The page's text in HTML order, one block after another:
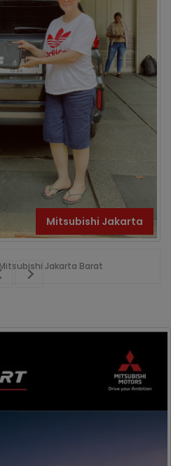
Mitsubishi Jakarta
Jakarta Barat